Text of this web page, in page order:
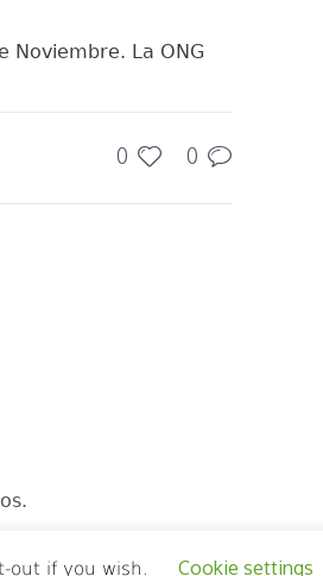
Noviembre. La ONG
0 0
out if you wish. Cookie settings